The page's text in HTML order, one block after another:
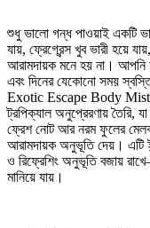
শুধু ভালো গন্ধ পাওয়াই একটি
যায়, ফ্রেগ্রেন্স খুব ভারী হয়ে
আরামদায়ক মনে হয় না। আপনি
এবং দিনের যেকোনো সময়
Exotic Escape Body Mist
ট্রপিক্যাল অনুপ্রেরণায় তৈরি,
ফ্রেশ নোট আর নরম ফুলের
আরামদায়ক অনুভূতি দেয়। এটি
ও রিফ্রেশিং অনুভূতি বজায়
মানিয়ে যায়।